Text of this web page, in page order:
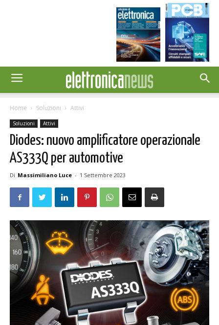
Home Soluzioni Attivi
Soluzioni Attivi
Diodes: nuovo amplificatore operazionale
AS333Q per automotive
Di Massimiliano Luce - 1 Settembre 2023